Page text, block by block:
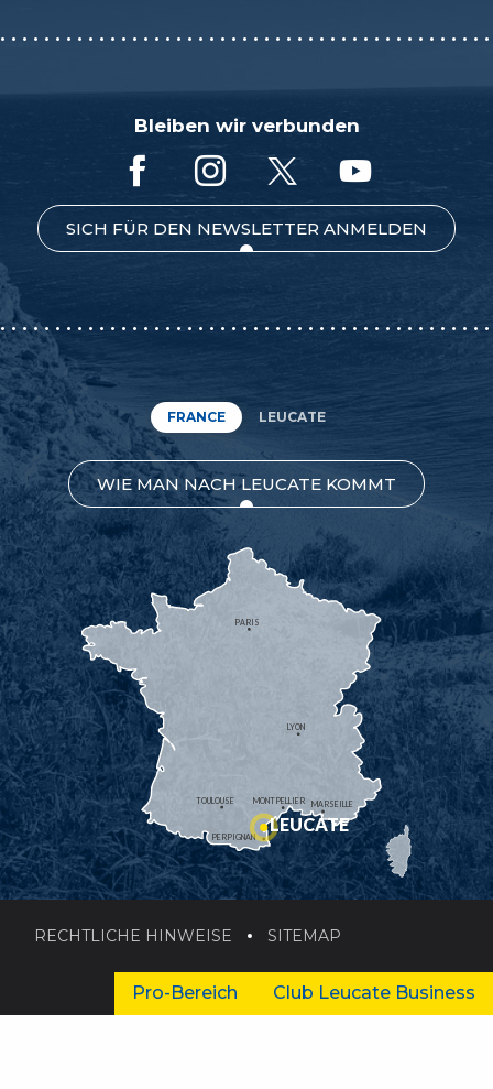
Bleiben wir verbunden
SICH FÜR DEN NEWSLETTER ANMELDEN
FRANCE LEUCATE
WIE MAN NACH LEUCATE KOMMT
MONTPELLIER
PERPIGNAN
MARSEILLE
TOULOUSE
LYON
PARIS
LEUCATE
RECHTLICHE HINWEISE SITEMAP
Pro-Bereich Club Leucate Business